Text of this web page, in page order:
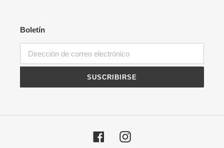
Boletín
SUSCRIBIRSE
FacebookInstagram